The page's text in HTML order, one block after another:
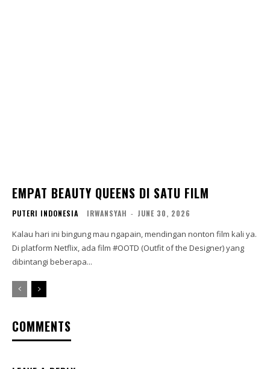
EMPAT BEAUTY QUEENS DI SATU FILM
PUTERI INDONESIA IRWANSYAH - JUNE 30, 2026
Kalau hari ini bingung mau ngapain, mendingan nonton film kali ya.
Di platform Netflix, ada film #OOTD (Outfit of the Designer) yang
dibintangi beberapa...
COMMENTS